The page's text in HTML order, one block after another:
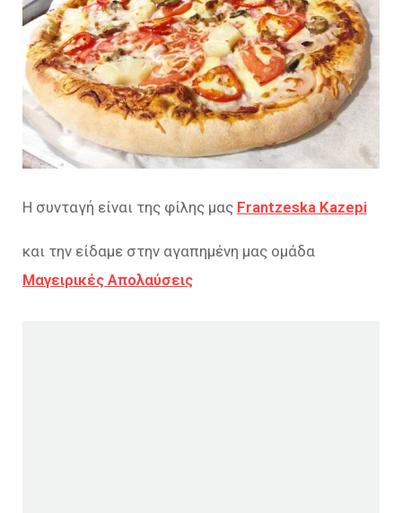
Η συνταγή είναι της φίλης μας Frantzeska Kazepi
και την είδαμε στην αγαπημένη μας ομάδα
Μαγειρικές Απολαύσεις